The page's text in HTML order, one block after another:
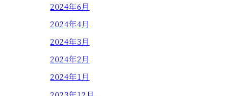
2024年6月
2024年4月
2024年3月
2024年2月
2024年1月